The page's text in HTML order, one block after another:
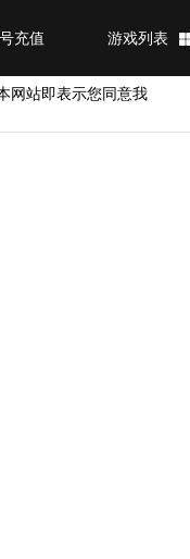
游戏列表
充值
网站即表示您同意我